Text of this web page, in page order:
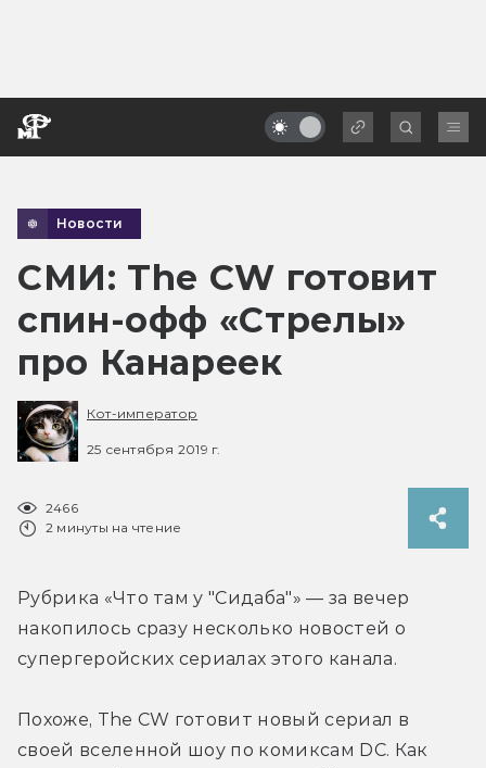
Новости
СМИ: The CW готовит
спин-офф «Стрелы»
про Канареек
Кот-император
25 сентября 2019 г.
2466
2 минуты на чтение
Рубрика «Что там у "Сидаба"» — за вечер
накопилось сразу несколько новостей о
супергеройских сериалах этого канала.
Похоже, The CW готовит новый сериал в
своей вселенной шоу по комиксам DC. Как